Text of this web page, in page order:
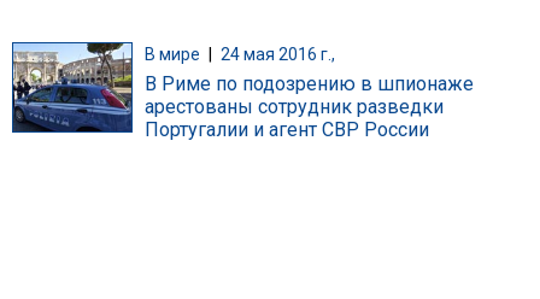
В мире 24 мая 2016 г.,
В Риме по подозрению в шпионаже
арестованы сотрудник разведки
Португалии и агент СВР России